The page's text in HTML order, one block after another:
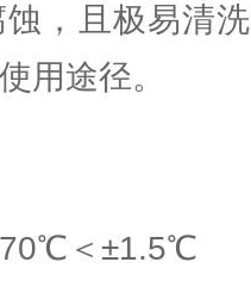
，且极易清
用途径。
70℃＜±1.5℃